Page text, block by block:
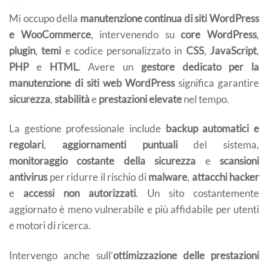
Mi occupo della manutenzione continua di siti WordPress
e WooCommerce, intervenendo sucore WordPress,
plugin,temi e codice personalizzato in CSS,JavaScript,
PHPe HTML. Avere un gestore dedicato per la
manutenzione di siti web WordPresssignifica garantire
sicurezza,stabilitàeprestazioni elevatenel tempo.
La gestione professionale include backup automatici e
regolari, aggiornamenti puntualidel sistema,
monitoraggio costante della sicurezza escansioni
antivirusper ridurre il rischio di malware, attacchi hacker
e accessi non autorizzati. Un sito costantemente
aggiornato è meno vulnerabile e più affidabile per utenti
e motori di ricerca.
Intervengo anche sull’ottimizzazione delle prestazioni